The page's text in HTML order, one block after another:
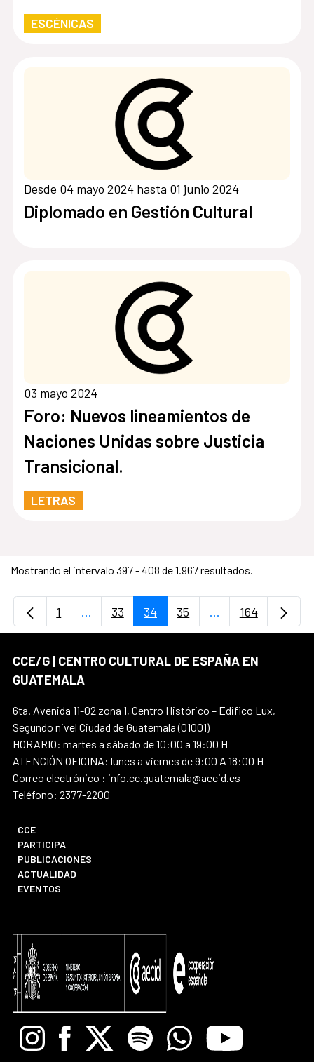
ESCÉNICAS
Desde 04 mayo 2024 hasta 01 junio 2024
Diplomado en Gestión Cultural
03 mayo 2024
Foro: Nuevos lineamientos de
Naciones Unidas sobre Justicia
Transicional.
LETRAS
Mostrando el intervalo 397 - 408 de 1.967 resultados.
Página
1 ...Páginas intermedias Use TAB para
Página
33 Página
34 Página
35 ...PáginasPágina
164
CCE/G | CENTRO CULTURAL DE ESPAÑA EN
GUATEMALA
6ta. Avenida 11-02 zona 1, Centro Histórico – Edifico Lux,
Segundo nivel Ciudad de Guatemala (01001)
HORARIO: martes a sábado de 10:00 a 19:00 H
ATENCIÓN OFICINA: lunes a viernes de 9:00 A 18:00 H
Correo electrónico : info.cc.guatemala@aecid.es
Teléfono: 2377-2200
CCE
PARTICIPA
PUBLICACIONES
ACTUALIDAD
EVENTOS
InstagramFacebook
X Spotify WhatsappYoutube